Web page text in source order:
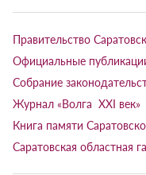
Правительство
Официальные
Собрание
Журнал «Волга XXI век»
Книга памяти
Саратовская областная